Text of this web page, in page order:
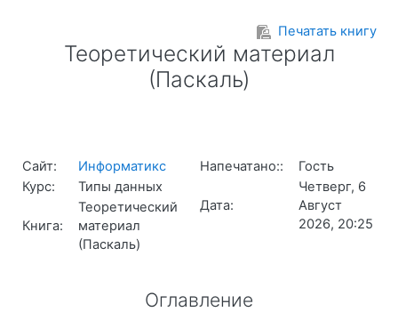
Печатать книгу
Теоретический материал
(Паскаль)
Сайт:
Информатикс
Курс:
Типы данных
Книга:
Теоретический
материал
(Паскаль)
Напечатано:: Гость
Дата:
Четверг, 6
Август
2026, 20:25
Оглавление